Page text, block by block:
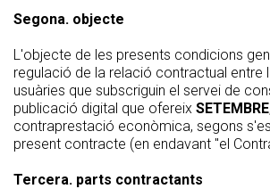
Segona. objecte
L'objecte de les presents condicions
regulació de la relació contractual entre
usuàries que subscriguin el servei de
publicació digital que ofereix SETEMBRE
contraprestació econòmica, segons
present contracte (en endavant "el
Tercera. parts contractants